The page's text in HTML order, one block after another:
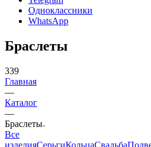
Одноклассники
WhatsApp
Браслеты
339
Главная
—
Каталог
—
Браслеты
Все
изделияСерьгиКольцаСвадьба